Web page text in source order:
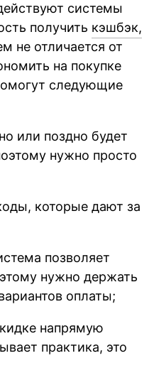
системы
получить кэшбэк,
не отличается от
на покупке
следующие
или поздно будет
нужно просто
которые дают за
позволяет
нужно держать
оплаты;
напрямую
практика, это